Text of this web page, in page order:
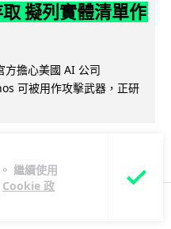
繼續使用
Cookie 政
擬列實體清單作
方擔心美國 AI 公司
可被用作攻擊武器，正研